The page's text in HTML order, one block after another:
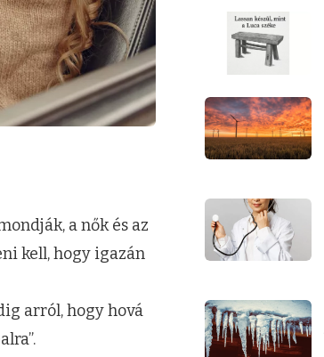
a nők és az
kell, hogy igazán
arról, hogy hová